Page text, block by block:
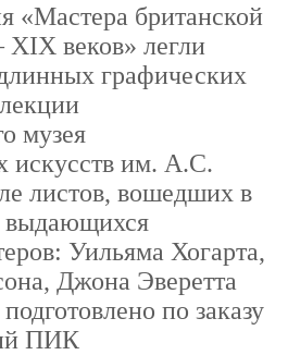
«Мастера британской
веков» легли
графических
музея
искусств им. А.С.
листов, вошедших в
выдающихся
Уильяма Хогарта,
Джона Эверетта
по заказу
ПИК